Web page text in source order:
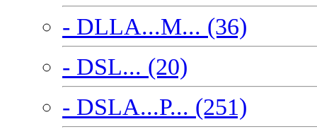
- DLLA...M... (36)
- DSL... (20)
- DSLA...P... (251)